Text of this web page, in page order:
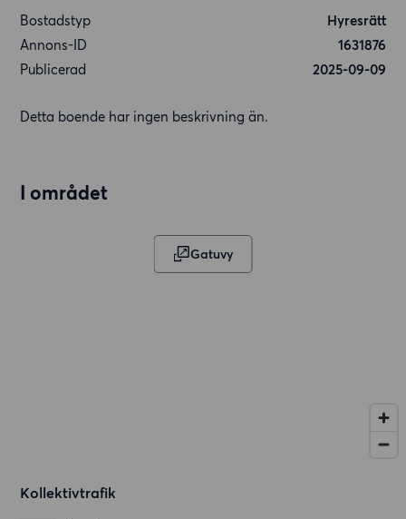
Bostadstyp
Hyresrätt
Annons-ID
1631876
Publicerad
2025-09-09
Detta boende har ingen beskrivning än.
I området
Gatuvy
Kollektivtrafik